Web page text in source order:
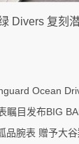
Divers 复刻
Ocean
瞩目发布BIG
品腕表 赠予大